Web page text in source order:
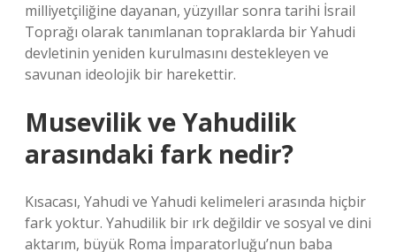
milliyetçiliğine dayanan, yüzyıllar sonra tarihi İsrail
Toprağı olarak tanımlanan topraklarda bir Yahudi
devletinin yeniden kurulmasını destekleyen ve
savunan ideolojik bir harekettir.
Musevilik ve Yahudilik
arasındaki fark nedir?
Kısacası, Yahudi ve Yahudi kelimeleri arasında hiçbir
fark yoktur. Yahudilik bir ırk değildir ve sosyal ve dini
aktarım, büyük Roma İmparatorluğu’nun baba